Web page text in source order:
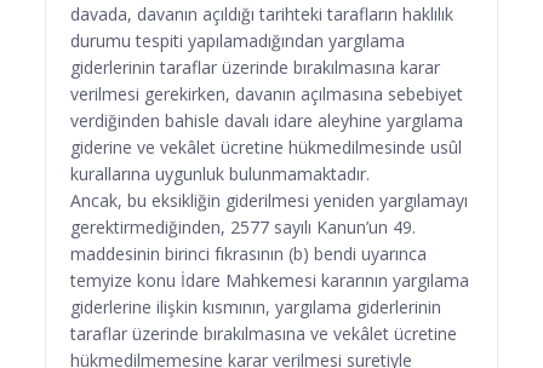
davada, davanın açıldığı tarihteki tarafların haklılık
durumu tespiti yapılamadığından yargılama
giderlerinin taraflar üzerinde bırakılmasına karar
verilmesi gerekirken, davanın açılmasına sebebiyet
verdiğinden bahisle davalı idare aleyhine yargılama
giderine ve vekâlet ücretine hükmedilmesinde usûl
kurallarına uygunluk bulunmamaktadır.
Ancak, bu eksikliğin giderilmesi yeniden yargılamayı
gerektirmediğinden, 2577 sayılı Kanun’un 49.
maddesinin birinci fıkrasının (b) bendi uyarınca
temyize konu İdare Mahkemesi kararının yargılama
giderlerine ilişkin kısmının, yargılama giderlerinin
taraflar üzerinde bırakılmasına ve vekâlet ücretine
hükmedilmemesine karar verilmesi suretiyle